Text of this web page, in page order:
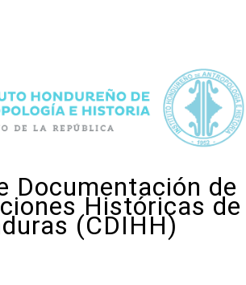
Documentación de
Históricas de
(CDIHH)